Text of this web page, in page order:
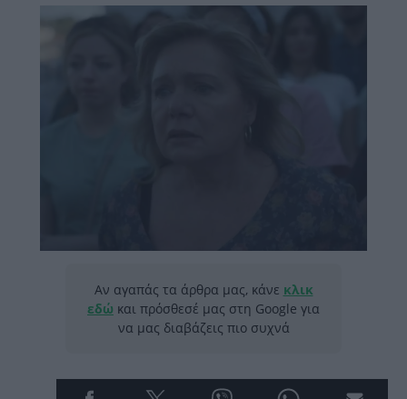
Αν αγαπάς τα άρθρα μας, κάνε κλικ
εδώ και πρόσθεσέ μας στη Google για
να μας διαβάζεις πιο συχνά